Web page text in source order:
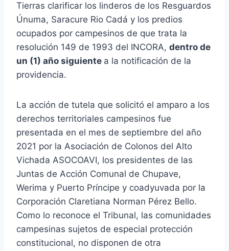
Tierras clarificar los linderos de los Resguardos
Únuma, Saracure Rio Cadá y los predios
ocupados por campesinos de que trata la
resolución 149 de 1993 del INCORA, dentro de
un (1) año siguiente a la notificación de la
providencia.
La acción de tutela que solicitó el amparo a los
derechos territoriales campesinos fue
presentada en el mes de septiembre del año
2021 por la Asociación de Colonos del Alto
Vichada ASOCOAVI, los presidentes de las
Juntas de Acción Comunal de Chupave,
Werima y Puerto Príncipe y coadyuvada por la
Corporación Claretiana Norman Pérez Bello.
Como lo reconoce el Tribunal, las comunidades
campesinas sujetos de especial protección
constitucional, no disponen de otra